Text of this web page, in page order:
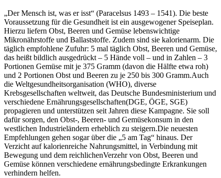
„Der Mensch ist, was er isst“ (Paracelsus 1493 – 1541). Die beste
Voraussetzung für die Gesundheit ist ein ausgewogener Speiseplan.
Hierzu liefern Obst, Beeren und Gemüse lebenswichtige
Mikronährstoffe und Ballaststoffe. Zudem sind sie kalorienarm. Die
täglich empfohlene Zufuhr: 5 mal täglich Obst, Beeren und Gemüse,
das heißt bildlich ausgedrückt – 5 Hände voll – und in Zahlen – 3
Portionen Gemüse mit je 375 Gramm (davon die Hälfte etwa roh)
und 2 Portionen Obst und Beeren zu je 250 bis 300 Gramm.Auch
die Weltgesundheitsorganisation (WHO), diverse
Krebsgesellschaften weltweit, das Deutsche Bundesministerium und
verschiedene Ernährungsgesellschaften(DGE, ÖGE, SGE)
propagieren und unterstützen seit Jahren diese Kampagne. Sie soll
dafür sorgen, den Obst-, Beeren- und Gemüsekonsum in den
westlichen Industrieländern erheblich zu steigern.Die neuesten
Empfehlungen gehen sogar über die „5 am Tag“ hinaus. Der
Verzicht auf kalorienreiche Nahrungsmittel, in Verbindung mit
Bewegung und dem reichlichenVerzehr von Obst, Beeren und
Gemüse können verschiedene ernährungsbedingte Erkrankungen
verhindern helfen.